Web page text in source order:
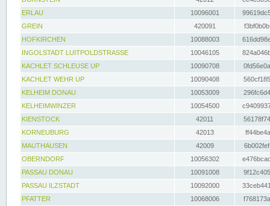
ERLAU
10096001
GREIN
420091
HOFKIRCHEN
10088003
INGOLSTADT LUITPOLDSTRASSE
10046105
KACHLET SCHLEUSE UP
10090708
KACHLET WEHR UP
10090408
KELHEIM DONAU
10053009
KELHEIMWINZER
10054500
KIENSTOCK
42011
KORNEUBURG
42013
MAUTHAUSEN
42009
OBERNDORF
10056302
PASSAU DONAU
10091008
PASSAU ILZSTADT
10092000
PFATTER
10068006